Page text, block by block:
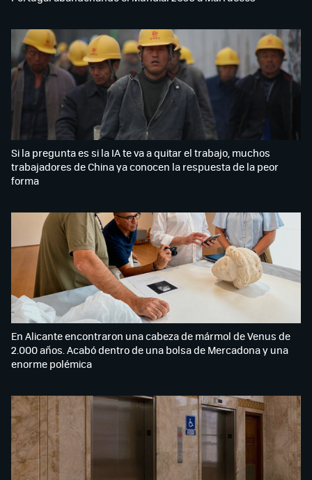
Si la pregunta es si la IA te va a quitar el trabajo, muchos
trabajadores de China ya conocen la respuesta de la peor
forma
En Alicante encontraron una cabeza de mármol de Venus de
2.000 años. Acabó dentro de una bolsa de Mercadona y una
enorme polémica